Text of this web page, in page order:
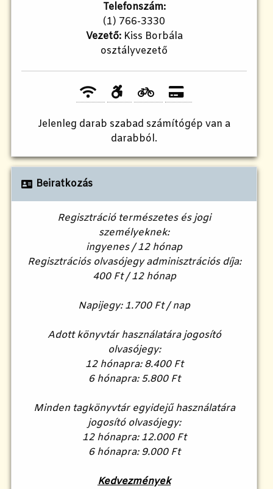
Telefonszám:
(1) 766-3330
Vezető:Kiss Borbála
osztályvezető
Jelenleg darab szabad számítógép van a
darabból.
Beiratkozás
Regisztráció természetes és jogi
személyeknek:
ingyenes / 12 hónap
Regisztrációs olvasójegy adminisztrációs díja:
400 Ft / 12 hónap
Napijegy: 1.700 Ft / nap
Adott könyvtár használatára jogosító
olvasójegy:
12 hónapra: 8.400 Ft
6 hónapra: 5.800 Ft
Minden tagkönyvtár egyidejű használatára
jogosító olvasójegy:
12 hónapra: 12.000 Ft
6 hónapra: 9.000 Ft
Kedvezmények